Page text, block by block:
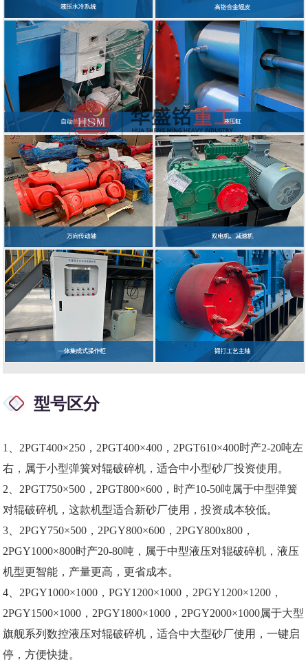
型号区分
1、2PGT400×250，2PGT400×400，2PGT610×400时产2-20吨左
右，属于小型弹簧对辊破碎机，适合中小型砂厂投资使用。
2、2PGT750×500，2PGT800×600，时产10-50吨属于中型弹簧
对辊破碎机，这款机型适合新砂厂使用，投资成本较低。
3、2PGY750×500，2PGY800×600，2PGY800x800，
2PGY1000×800时产20-80吨，属于中型液压对辊破碎机，液压
机型更智能，产量更高，更省成本。
4 、2PGY1000×1000，PGY1200×1000，2PGY1200×1200，
2PGY1500×1000，2PGY1800×1000，2PGY2000×1000属于大型
旗舰系列数控液压对辊破碎机，适合中大型砂厂使用，一键启
停，方便快捷。